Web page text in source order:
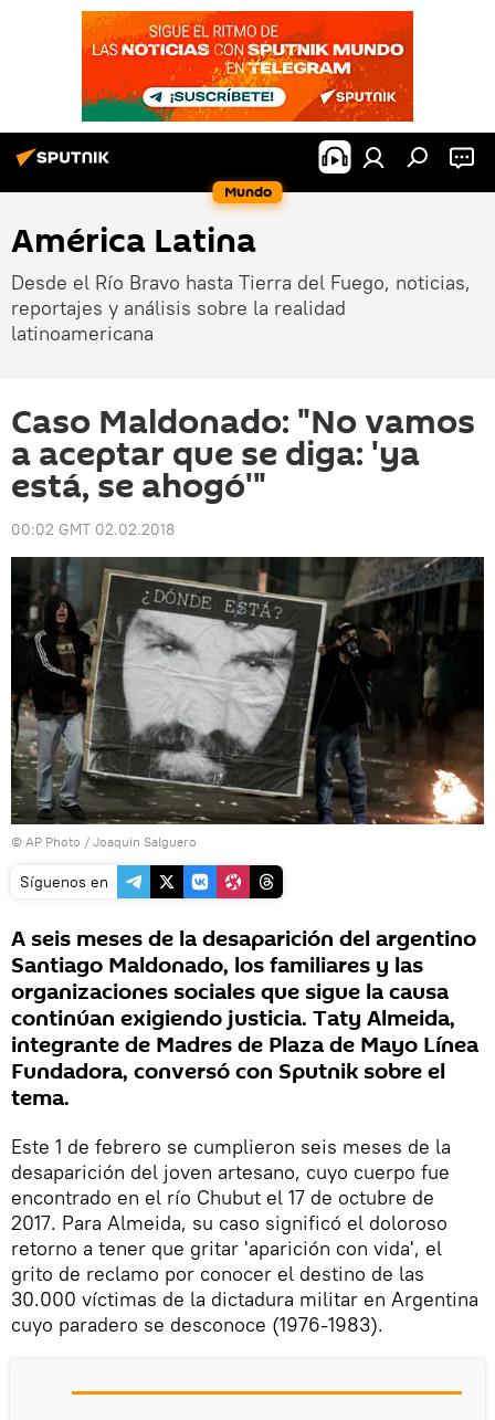
Mundo
América Latina
Desde el Río Bravo hasta Tierra del Fuego, noticias,
reportajes y análisis sobre la realidad
latinoamericana
Caso Maldonado: "No vamos
a aceptar que se diga: 'ya
está, se ahogó'"
00:02 GMT 02.02.2018
© AP Photo / Joaquin Salguero
Síguenos en
A seis meses de la desaparición del argentino
Santiago Maldonado, los familiares y las
organizaciones sociales que sigue la causa
continúan exigiendo justicia. Taty Almeida,
integrante de Madres de Plaza de Mayo Línea
Fundadora, conversó con Sputnik sobre el
tema.
Este 1 de febrero se cumplieron seis meses de la
desaparición del joven artesano, cuyo cuerpo fue
encontrado en el río Chubut el 17 de octubre de
2017. Para Almeida, su caso significó el doloroso
retorno a tener que gritar 'aparición con vida', el
grito de reclamo por conocer el destino de las
30.000 víctimas de la dictadura militar en Argentina
cuyo paradero se desconoce (1976-1983).